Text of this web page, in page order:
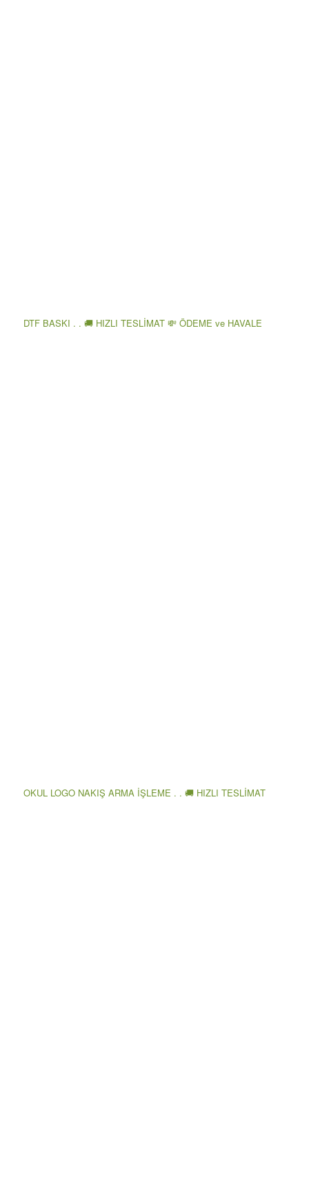
DTF BASKI . . 🚚 HIZLI TESLİMAT 💸 ÖDEME ve HAVALE
OKUL LOGO NAKIŞ ARMA İŞLEME . . 🚚 HIZLI TESLİMAT